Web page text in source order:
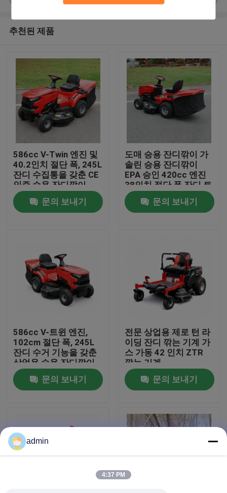
비디오
우리 에 관한 것
공장 표시
저희와 연락
인용 을 요청 하십시오
휘발유 동력톱
포켓용 작은 동력톱
추천된 제품
586cc V-Twin 엔진 및
40.2인치 절단 폭, 245L
잔디 수집통을 갖춘 CE
인증 승용 잔디깎이
문의 보내기
도매 승용 잔디깎이 가
솔린 승용 잔디깎이
EPA 승인 420cc 엔진
38인치 절단 폭 잔디 트
랙터 OEM 지원
문의 보내기
586cc V-트윈 엔진,
102cm 절단 폭, 245L
잔디 수거 기능을 갖춘
상업용 승용 잔디깎이
문의 보내기
전문 상업용 제로 턴 라
이딩 잔디 깎는 기계 가
스 가동 42 인치 ZTR
깎는 기계
문의 보내기
admin
4:37 PM